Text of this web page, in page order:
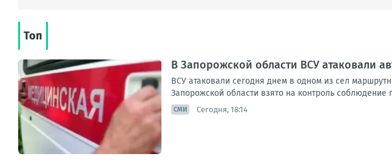
Топ
В Запорожской области ВСУ атаковали
ВСУ атаковали сегодня днем в одном из сел
Запорожской области взято на контроль
СМИ Сегодня, 18:14